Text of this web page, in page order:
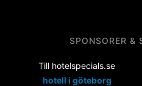
SPONSORER &
Till hotelspecials.se
hotell i göteborg